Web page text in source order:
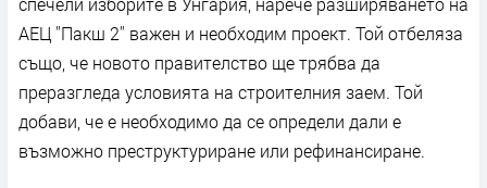
АЕЦ ''Пакш 2'' важен и необходим проект. Той отбеляза
също, че новото правителство ще трябва да
преразгледа условията на строителния заем. Той
добави, че е необходимо да се определи дали е
възможно преструктуриране или рефинансиране.